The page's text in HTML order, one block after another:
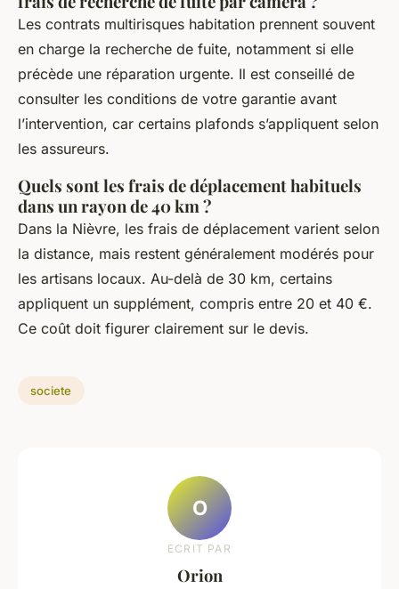
Les contrats multirisques habitation prennent souvent
en charge la recherche de fuite, notamment si elle
précède une réparation urgente. Il est conseillé de
consulter les conditions de votre garantie avant
l’intervention, car certains plafonds s’appliquent selon
les assureurs.
Quels sont les frais de déplacement habituels
dans un rayon de 40 km ?
Dans la Nièvre, les frais de déplacement varient selon
la distance, mais restent généralement modérés pour
les artisans locaux. Au-delà de 30 km, certains
appliquent un supplément, compris entre 20 et 40 €.
Ce coût doit figurer clairement sur le devis.
societe
O
ECRIT PAR
Orion